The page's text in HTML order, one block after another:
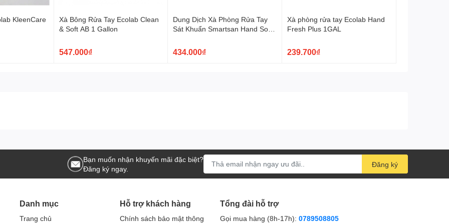
Hand Soap 5KG Hương
Hand Soap 5KG Hương Táo
một cảm giác thư giãn và tươi sáng trong quá trình rửa tay.
và không phải thay đổi thường xuyên.
KleenCare
Xà Bông Rửa Tay Ecolab Clean
& Soft AB 1 Gallon
547.000₫
Dung Dịch Xà Phòng Rửa Tay
Sát Khuẩn Smartsan Hand Soap
434.000₫
Xà phòng rửa tay Ecolab Hand
Fresh Plus 1GAL
239.700₫
Bạn muốn nhận khuyến mãi đặc biệt?
Đăng ký ngay.
Đăng ký
Danh mục
Trang chủ
Hỗ trợ khách hàng
Chính sách bảo mật thông
Tổng đài hỗ trợ
Gọi mua hàng (8h-17h): 0789508805